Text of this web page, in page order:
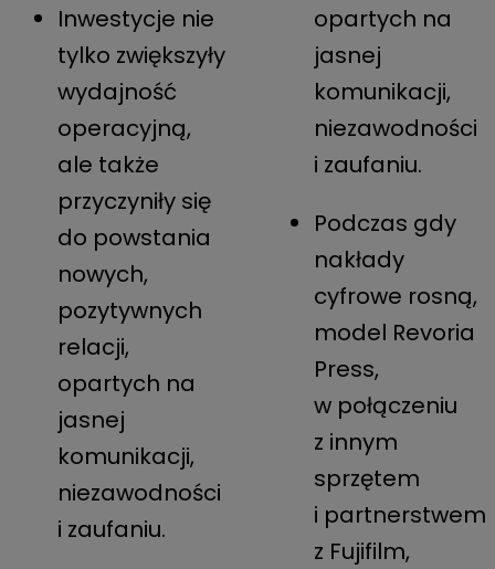
Inwestycje nie
tylko zwiększyły
wydajność
operacyjną,
ale także
przyczyniły się
do powstania
nowych,
pozytywnych
relacji,
opartych na
jasnej
komunikacji,
niezawodności
i zaufaniu.
opartych na
jasnej
komunikacji,
niezawodności
i zaufaniu.
Podczas gdy
nakłady
cyfrowe rosną,
model Revoria
Press,
w połączeniu
z innym
sprzętem
i partnerstwem
z Fujifilm,